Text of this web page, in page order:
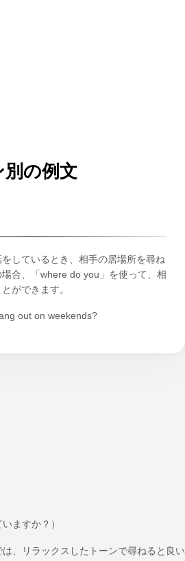
の例文
しているとき、相手の居場所を尋ね
合、「where do you」を使って、相
ができます。
out on weekends?
ますか？）
、リラックスしたトーンで尋ねると良い